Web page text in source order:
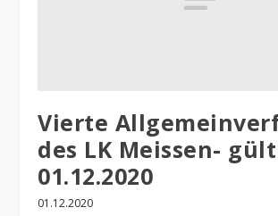
Vierte
des LK Meissen-
01.12.2020
01.12.2020